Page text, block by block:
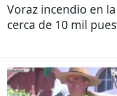
Voraz incendio en
cerca de 10 mil